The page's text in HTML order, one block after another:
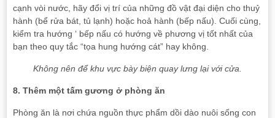
cạnh vòi nước, hãy đổi vị trí của những đồ vật đại diện cho thuỷ
hành (bể rửa bát, tủ lạnh) hoặc hoả hành (bếp nấu). Cuối cùng,
kiểm tra hướng ‘ bếp nấu có hướng về phương vị tốt nhất của
bạn theo quy tắc “tọa hung hướng cát” hay không.
Không nên để khu vực bày biện quay lưng lại với cửa.
8. Thêm một tấm gương ở phòng ăn
Phòng ăn là nơi chứa nguồn thực phẩm dồi dào nuôi sống con